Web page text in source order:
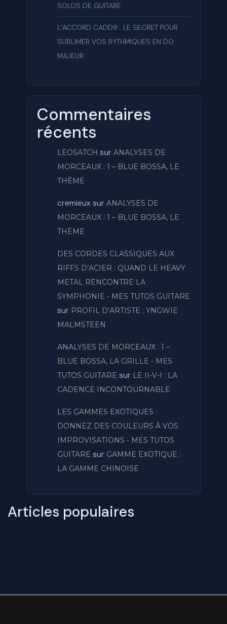
SOLOS DE GUITARE
L’ACCORD CADD9 : LE SECRET POUR
SUBLIMER VOS RYTHMIQUES EN DO
MAJEUR
Commentaires
récents
LEOSATCH sur ANALYSES DE
MORCEAUX : 1 – BLUE BOSSA, LE
THÈME
cremieux sur ANALYSES DE
MORCEAUX : 1 – BLUE BOSSA, LE
THÈME
DES CORDES CLASSIQUES AUX
RIFFS D’ACIER : QUAND LE HEAVY
METAL RENCONTRE LA
SYMPHONIE - MES TUTOS GUITARE
sur PROFIL D’ARTISTE : YNGWIE
MALMSTEEN
ANALYSES DE MORCEAUX : 1 –
BLUE BOSSA, LA GRILLE - MES
TUTOS GUITARE sur LE II-V-I : LA
CADENCE INCONTOURNABLE
LES GAMMES EXOTIQUES :
DONNEZ DES COULEURS À VOS
IMPROVISATIONS - MES TUTOS
GUITARE sur GAMME EXOTIQUE :
LA GAMME CHINOISE
Articles populaires